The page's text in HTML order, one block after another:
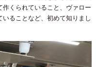
くられていること、ヴァロー
ることなど、初めて知りまし